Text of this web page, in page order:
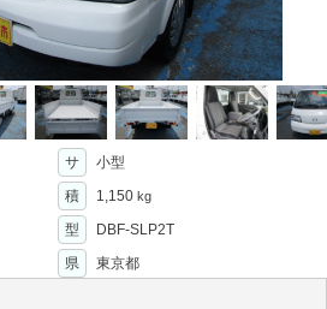
サ
小型
積 1,150 kg
型
DBF-SLP2T
県 東京都